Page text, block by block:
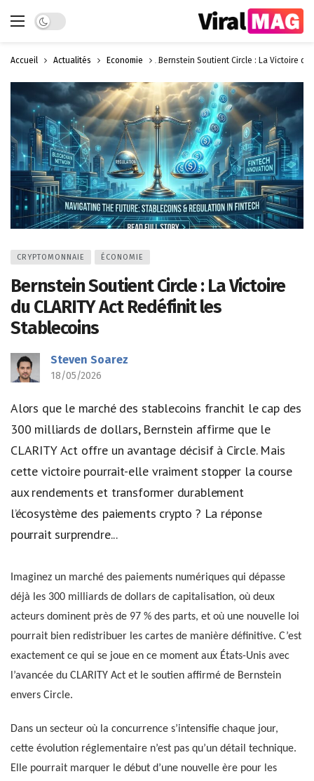
Dark mode
Accueil Actualités Économie Bernstein Soutient Circle : La Victoire du
CRYPTOMONNAIE ÉCONOMIE
Bernstein Soutient Circle : La Victoire
du CLARITY Act Redéfinit les
Stablecoins
Steven Soarez
18/05/2026
Alors que le marché des stablecoins franchit le cap des
300 milliards de dollars, Bernstein affirme que le
CLARITY Act offre un avantage décisif à Circle. Mais
cette victoire pourrait-elle vraiment stopper la course
aux rendements et transformer durablement
l’écosystème des paiements crypto ? La réponse
pourrait surprendre...
Imaginez un marché des paiements numériques qui dépasse
déjà les 300 milliards de dollars de capitalisation, où deux
acteurs dominent près de 97 % des parts, et où une nouvelle loi
pourrait bien redistribuer les cartes de manière définitive. C’est
exactement ce qui se joue en ce moment aux États-Unis avec
l’avancée du CLARITY Act et le soutien affirmé de Bernstein
envers Circle.
Dans un secteur où la concurrence s’intensifie chaque jour,
cette évolution réglementaire n’est pas qu’un détail technique.
Elle pourrait marquer le début d’une nouvelle ère pour les